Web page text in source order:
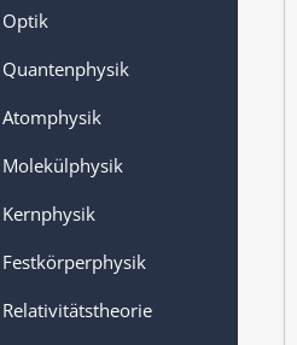
Optik
Quantenphysik
Atomphysik
Molekülphysik
Kernphysik
Festkörperphysik
Relativitätstheorie